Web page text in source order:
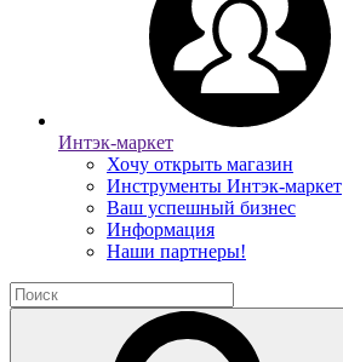
Интэк-маркет
Хочу открыть магазин
Инструменты Интэк-маркет
Ваш успешный бизнес
Информация
Наши партнеры!